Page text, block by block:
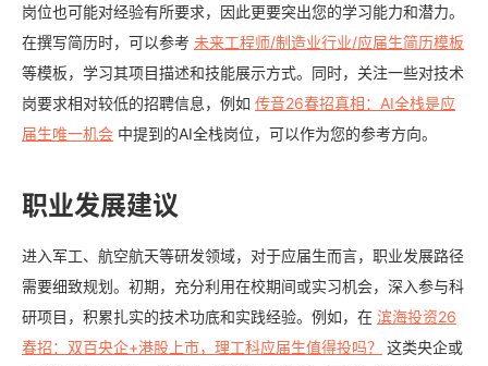
岗位也可能对经验有所要求，因此更要突出您的学习能力和潜力。
在撰写简历时，可以参考 未来工程师/制造业行业/应届生简历模板
等模板，学习其项目描述和技能展示方式。同时，关注一些对技术
岗要求相对较低的招聘信息，例如 传音26春招真相：AI全栈是应
届生唯一机会 中提到的AI全栈岗位，可以作为您的参考方向。
职业发展建议
进入军工、航空航天等研发领域，对于应届生而言，职业发展路径
需要细致规划。初期，充分利用在校期间或实习机会，深入参与科
研项目，积累扎实的技术功底和实践经验。例如，在 滨海投资26
春招：双百央企+港股上市，理工科应届生值得投吗？
这类央企或